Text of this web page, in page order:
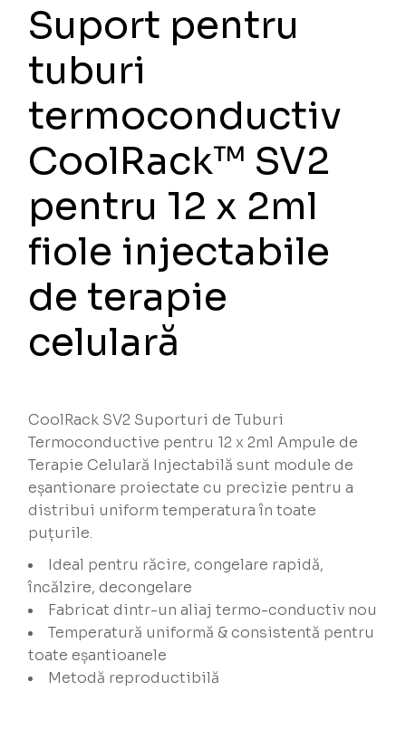
Suport pentru
tuburi
termoconductiv
CoolRack™ SV2
pentru 12 x 2ml
fiole injectabile
de terapie
celulară
CoolRack SV2 Suporturi de Tuburi
Termoconductive pentru 12 x 2ml Ampule de
Terapie Celulară Injectabilă sunt module de
eșantionare proiectate cu precizie pentru a
distribui uniform temperatura în toate
puțurile.
Ideal pentru răcire, congelare rapidă,
încălzire, decongelare
Fabricat dintr-un aliaj termo-conductiv nou
Temperatură uniformă & consistentă pentru
toate eșantioanele
Metodă reproductibilă